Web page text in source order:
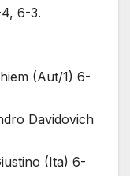
6-3.
(Aut/1) 6-
Davidovich
(Ita) 6-